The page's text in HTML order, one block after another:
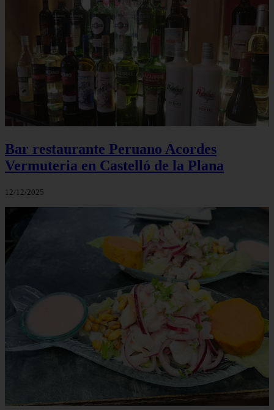
Bar restaurante Peruano Acordes
Vermuteria en Castelló de la Plana
12/12/2025